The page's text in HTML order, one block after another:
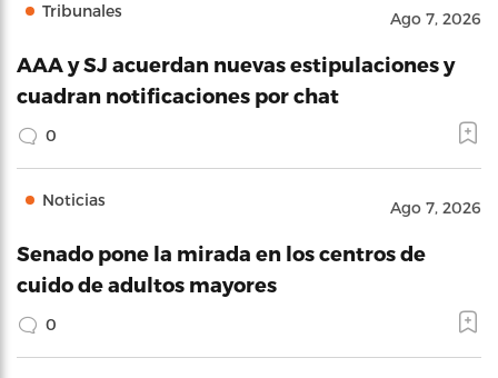
Tribunales Ago 7, 2026
AAA y SJ acuerdan nuevas estipulaciones y
cuadran notificaciones por chat
0
Noticias Ago 7, 2026
Senado pone la mirada en los centros de
cuido de adultos mayores
0